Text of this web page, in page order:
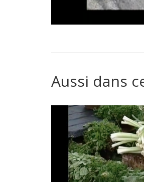
Aussi dans